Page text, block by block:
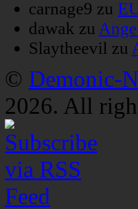
carnage9 zu
dawak zu
Slaytheevil zu
© Demonic-
2026. All